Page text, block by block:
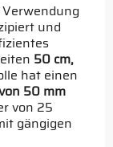
und
50 cm,
hat einen
50 mm
von 25
gängigen